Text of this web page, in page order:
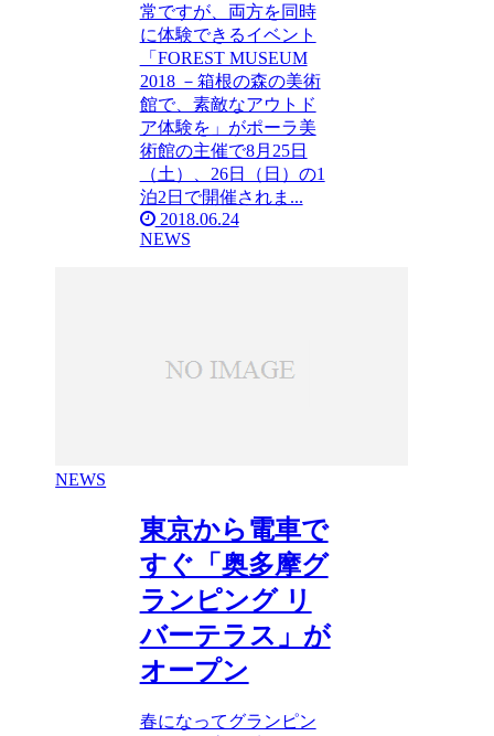
常ですが、両方を同時
に体験できるイベント
「FOREST MUSEUM
2018 －箱根の森の美術
館で、素敵なアウトド
ア体験を」がポーラ美
術館の主催で8月25日
（土）、26日（日）の1
泊2日で開催されま...
2018.06.24
NEWS
NEWS
東京から電車で
すぐ「奥多摩グ
ランピング リ
バーテラス」が
オープン
春になってグランピン